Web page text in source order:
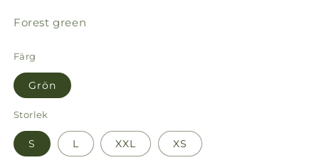
Forest green
Färg
Grön
Storlek
S L XXL XS